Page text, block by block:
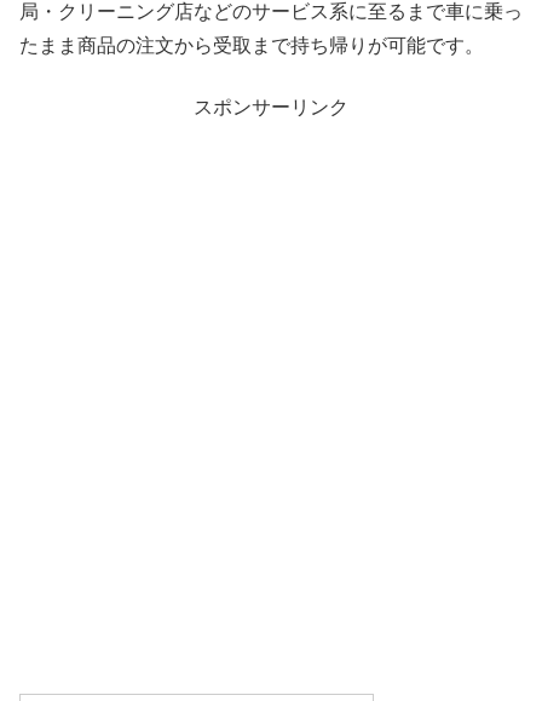
局・クリーニング店などのサービス系に至るまで車に乗っ
たまま商品の注文から受取まで持ち帰りが可能です。
スポンサーリンク